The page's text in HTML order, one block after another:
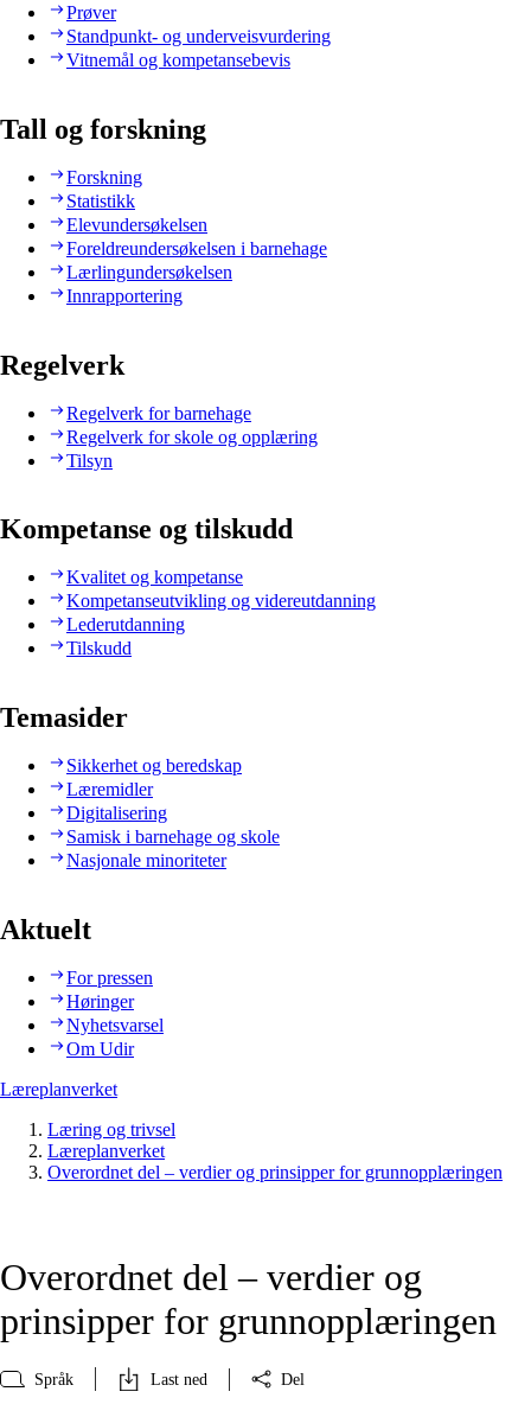
Prøver
Standpunkt- og underveisvurdering
Vitnemål og kompetansebevis
Tall og forskning
Forskning
Statistikk
Elevundersøkelsen
Foreldreundersøkelsen i barnehage
Lærlingundersøkelsen
Innrapportering
Regelverk
Regelverk for barnehage
Regelverk for skole og opplæring
Tilsyn
Kompetanse og tilskudd
Kvalitet og kompetanse
Kompetanseutvikling og videreutdanning
Lederutdanning
Tilskudd
Temasider
Sikkerhet og beredskap
Læremidler
Digitalisering
Samisk i barnehage og skole
Nasjonale minoriteter
Aktuelt
For pressen
Høringer
Nyhetsvarsel
Om Udir
Læreplanverket
Læring og trivsel
Læreplanverket
Overordnet del – verdier og prinsipper for grunnopplæringen
Overordnet del – verdier og
prinsipper for grunnopplæringen
Språk Last ned Del